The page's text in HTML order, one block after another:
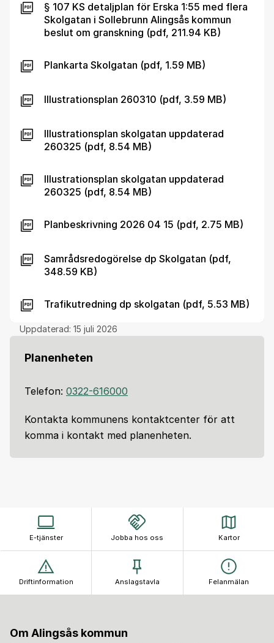
§ 107 KS detaljplan för Erska 1:55 med flera
Skolgatan i Sollebrunn Alingsås kommun
beslut om granskning (pdf, 211.94 KB)
Plankarta Skolgatan (pdf, 1.59 MB)
Illustrationsplan 260310 (pdf, 3.59 MB)
Illustrationsplan skolgatan uppdaterad
260325 (pdf, 8.54 MB)
Illustrationsplan skolgatan uppdaterad
260325 (pdf, 8.54 MB)
Planbeskrivning 2026 04 15 (pdf, 2.75 MB)
Samrådsredogörelse dp Skolgatan (pdf,
348.59 KB)
Trafikutredning dp skolgatan (pdf, 5.53 MB)
Uppdaterad: 15 juli 2026
Planenheten
Telefon: 0322-616000
Kontakta kommunens kontaktcenter för att
komma i kontakt med planenheten.
E-tjänster Jobba hos oss Kartor
Driftinformation Anslagstavla Felanmälan
Om Alingsås kommun